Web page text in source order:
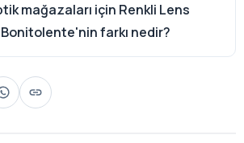
mağazaları için Renkli Lens
farkı nedir?